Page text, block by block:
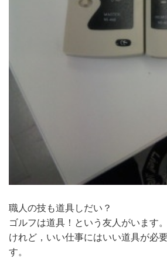
職人の技も道具しだい？
ゴルフは道具！という友人がいます
けれど，いい仕事にはいい道具が必
す。